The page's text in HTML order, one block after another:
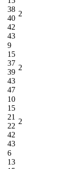
38
40
42
43
2
9
15
37
39
43
47
2
10
15
21
22
42
43
2
6
13